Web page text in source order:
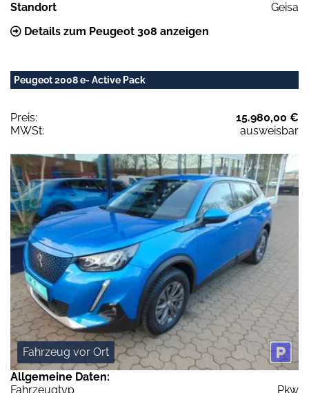
Standort
Geisa
Details zum Peugeot 308 anzeigen
Peugeot 2008 e- Active Pack
Preis:
15.980,00 €
MWSt:
ausweisbar
Fahrzeug vor Ort
Allgemeine Daten:
Fahrzeugtyp
Pkw